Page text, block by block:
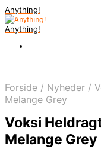
Anything!
Anything!
Forside / Nyheder /
Melange Grey
Voksi
Melange Grey